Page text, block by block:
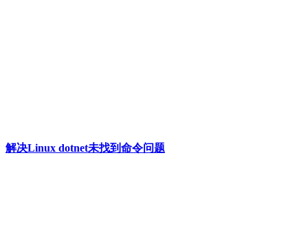
解决Linux dotnet未找到命令问题